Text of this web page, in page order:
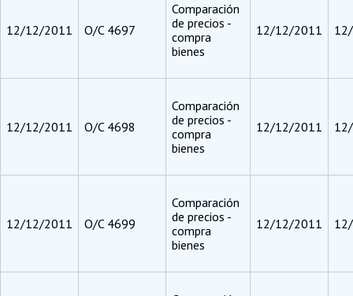
12/12/2011 O/C 4697
Comparación
de precios -
compra
bienes
12/12/2011
12/12/2011 O/C 4698
Comparación
de precios -
compra
bienes
12/12/2011
12/12/2011 O/C 4699
Comparación
de precios -
compra
bienes
12/12/2011